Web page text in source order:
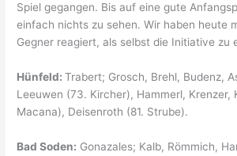
Spiel gegangen. Bis auf eine gute
einfach nichts zu sehen. Wir haben heute
Gegner reagiert, als selbst die Initiative zu
Hünfeld:Trabert; Grosch, Brehl, Budenz,
Leeuwen (73. Kircher), Hammerl, Krenzer,
Macana), Deisenroth (81. Strube).
Bad Soden: Gonazales; Kalb, Römmich,